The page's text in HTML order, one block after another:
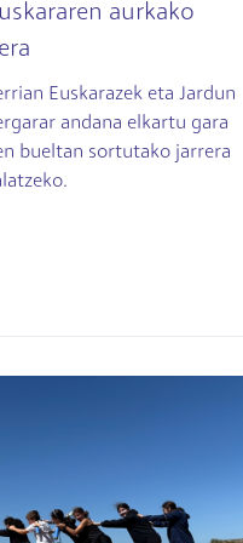
aurkako
Euskarazek eta Jardun
andana elkartu gara
bueltan sortutako jarrera